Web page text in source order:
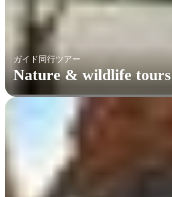
ガイド同行ツアー
Nature & wildlife tours